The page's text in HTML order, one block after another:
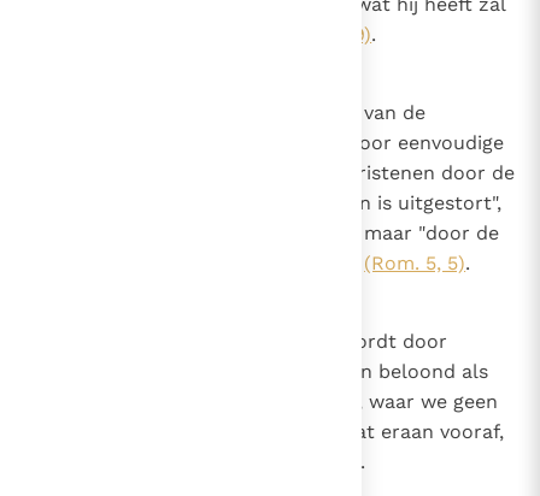
(Mt. 25, 29).
Over christelijke moed. De moed van de
heidenen wordt voortgebracht door eenvoudige
hebzucht, maar de moed van Christenen door de
liefde van God die "in onze harten is uitgestort",
niet door vrije wil van onze kant, maar "door de
(Rom. 5, 5).
Dat genade niet voorafgegaan wordt door
verdienste. Goede werken worden beloond als
ze gedaan worden; maar genade, waar we geen
aanspraak op kunnen maken, gaat eraan vooraf,
zodat ze gedaan kunnen worden.